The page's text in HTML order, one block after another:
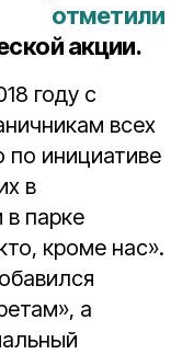
— отметили
акции.
году с
всех
по инициативе
в
в парке
кроме нас».
а